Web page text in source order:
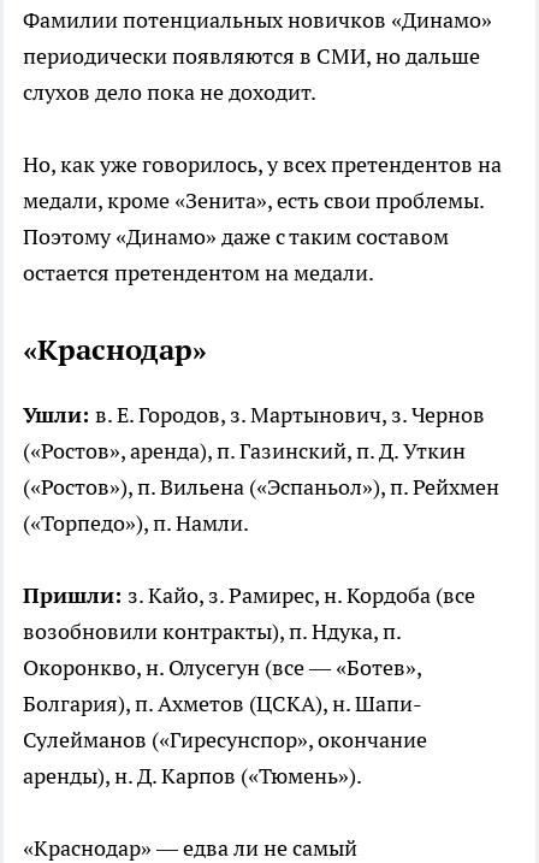
Фамилии потенциальных новичков «Динамо»
периодически появляются в СМИ, но дальше
слухов дело пока не доходит.
Но, как уже говорилось, у всех претендентов на
медали, кроме «Зенита», есть свои проблемы.
Поэтому «Динамо» даже с таким составом
остается претендентом на медали.
«Краснодар»
Ушли: в. Е. Городов, з. Мартынович, з. Чернов
(«Ростов», аренда), п. Газинский, п. Д. Уткин
(«Ростов»), п. Вильена («Эспаньол»), п. Рейхмен
(«Торпедо»), п. Намли.
Пришли: з. Кайо, з. Рамирес, н. Кордоба (все
возобновили контракты), п. Ндука, п.
Окоронкво, н. Олусегун (все — «Ботев»,
Болгария), п. Ахметов (ЦСКА), н. Шапи-
Сулейманов («Гиресунспор», окончание
аренды), н. Д. Карпов («Тюмень»).
«Краснодар» — едва ли не самый